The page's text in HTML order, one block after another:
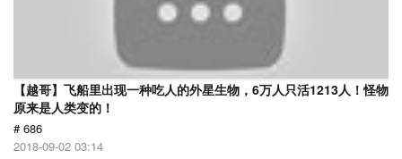
【越哥】飞船里出现一种吃人的外星生物，6万人只活1213人！怪物
原来是人类变的！
# 686
2018-09-02 03:14